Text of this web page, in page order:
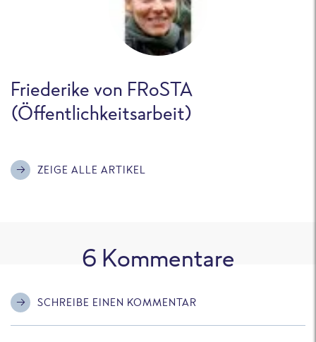
Friederike von FRoSTA
(Öffentlichkeitsarbeit)
ZEIGE ALLE ARTIKEL
6 Kommentare
SCHREIBE EINEN KOMMENTAR